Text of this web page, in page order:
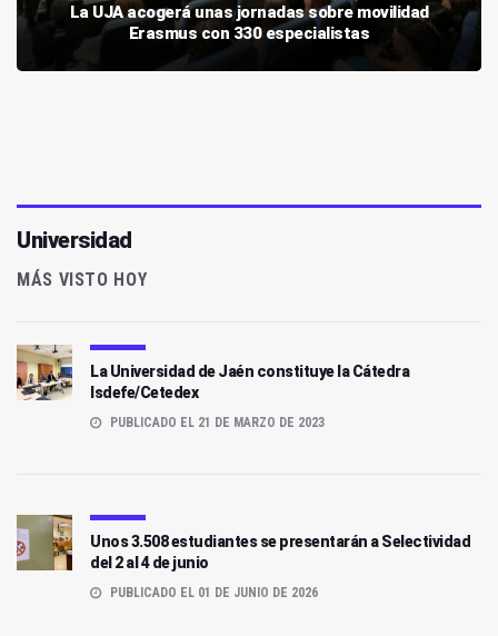
La UJA acogerá unas jornadas sobre movilidad
Erasmus con 330 especialistas
Universidad
MÁS VISTO HOY
La Universidad de Jaén constituye la Cátedra
Isdefe/Cetedex
PUBLICADO EL 21 DE MARZO DE 2023
Unos 3.508 estudiantes se presentarán a Selectividad
del 2 al 4 de junio
PUBLICADO EL 01 DE JUNIO DE 2026